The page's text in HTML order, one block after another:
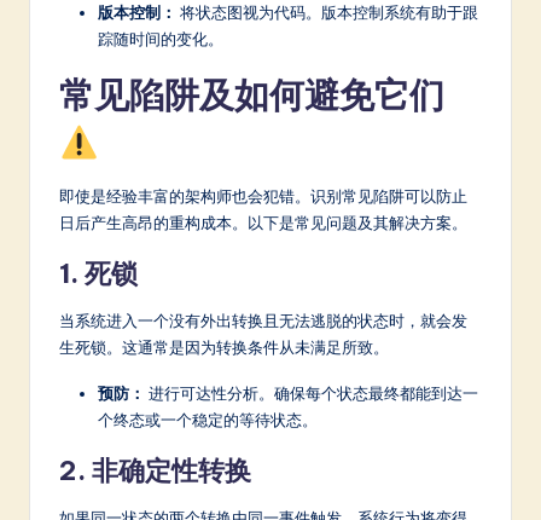
版本控制： 将状态图视为代码。版本控制系统有助于跟
踪随时间的变化。
常见陷阱及如何避免它们
即使是经验丰富的架构师也会犯错。识别常见陷阱可以防止
日后产生高昂的重构成本。以下是常见问题及其解决方案。
1. 死锁
当系统进入一个没有外出转换且无法逃脱的状态时，就会发
生死锁。这通常是因为转换条件从未满足所致。
预防： 进行可达性分析。确保每个状态最终都能到达一
个终态或一个稳定的等待状态。
2. 非确定性转换